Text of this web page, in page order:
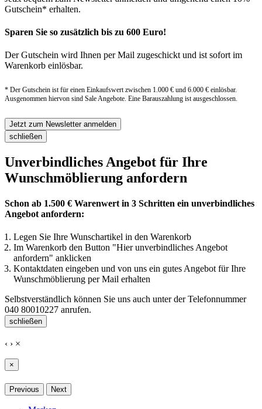
Gutschein* erhalten.
Sparen Sie so zusätzlich bis zu 600 Euro!
Der Gutschein wird Ihnen per Mail zugeschickt und ist sofort im
Warenkorb einlösbar.
* Der Gutschein ist für einen Einkaufswert zwischen 1.000 € und 6.000 € einlösbar.
Ausgenommen hiervon sind Sale Angebote. Eine Barauszahlung ist ausgeschlossen.
Jetzt zum Newsletter anmelden
schließen
Unverbindliches Angebot für Ihre
Wunschmöblierung anfordern
Schon ab 1.500 € Warenwert in 3 Schritten ein unverbindliches
Angebot anfordern:
Legen Sie Ihre Wunschartikel in den Warenkorb
Im Warenkorb den Button "Hier unverbindliches Angebot
anfordern" anklicken
Kontaktdaten eingeben und von uns ein gutes Angebot für Ihre
Wunschmöblierung per Mail erhalten
Selbstverständlich können Sie uns auch unter der Telefonnummer
040 80010227 anrufen.
schließen
‹ › ×
×
Previous Next